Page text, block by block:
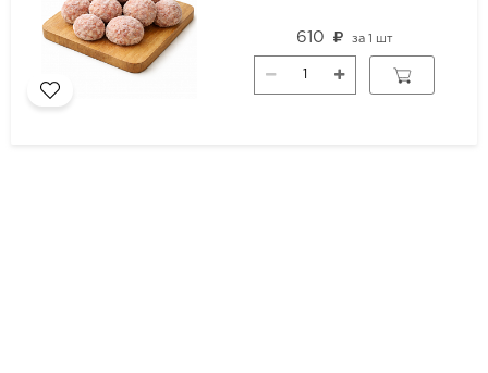
610 за 1 шт